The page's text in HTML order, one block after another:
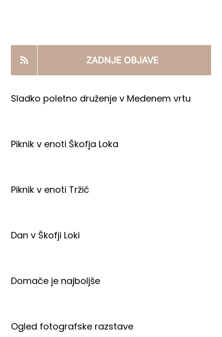
PRODAJNI IZDELKI
AKTUALNO
ZADNJE OBJAVE
Sladko poletno druženje v Medenem vrtu
Piknik v enoti Škofja Loka
Piknik v enoti Tržič
Dan v Škofji Loki
Domače je najboljše
Ogled fotografske razstave